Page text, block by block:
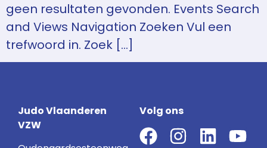
geen resultaten gevonden. Events Search
and Views Navigation Zoeken Vul een
trefwoord in. Zoek […]
Judo Vlaanderen
VZW
Volg ons